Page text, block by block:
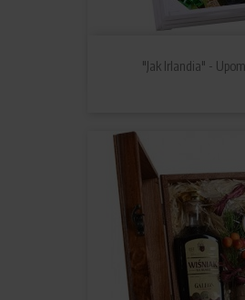
"Jak Irlandia" -